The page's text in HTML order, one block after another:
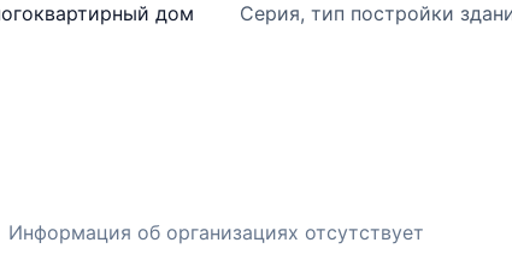
дом Серия, тип постройки
Информация об организациях отсутствует